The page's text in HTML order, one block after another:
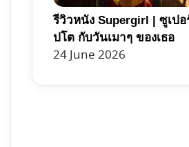
รีวิวหนัง Supergirl | ซูเปอ
ปโต กับวันเมาๆ ของเธอ
24 June 2026